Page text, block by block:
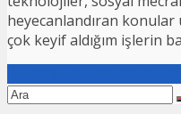
heyecanlandıran
çok keyif aldığım işlerin